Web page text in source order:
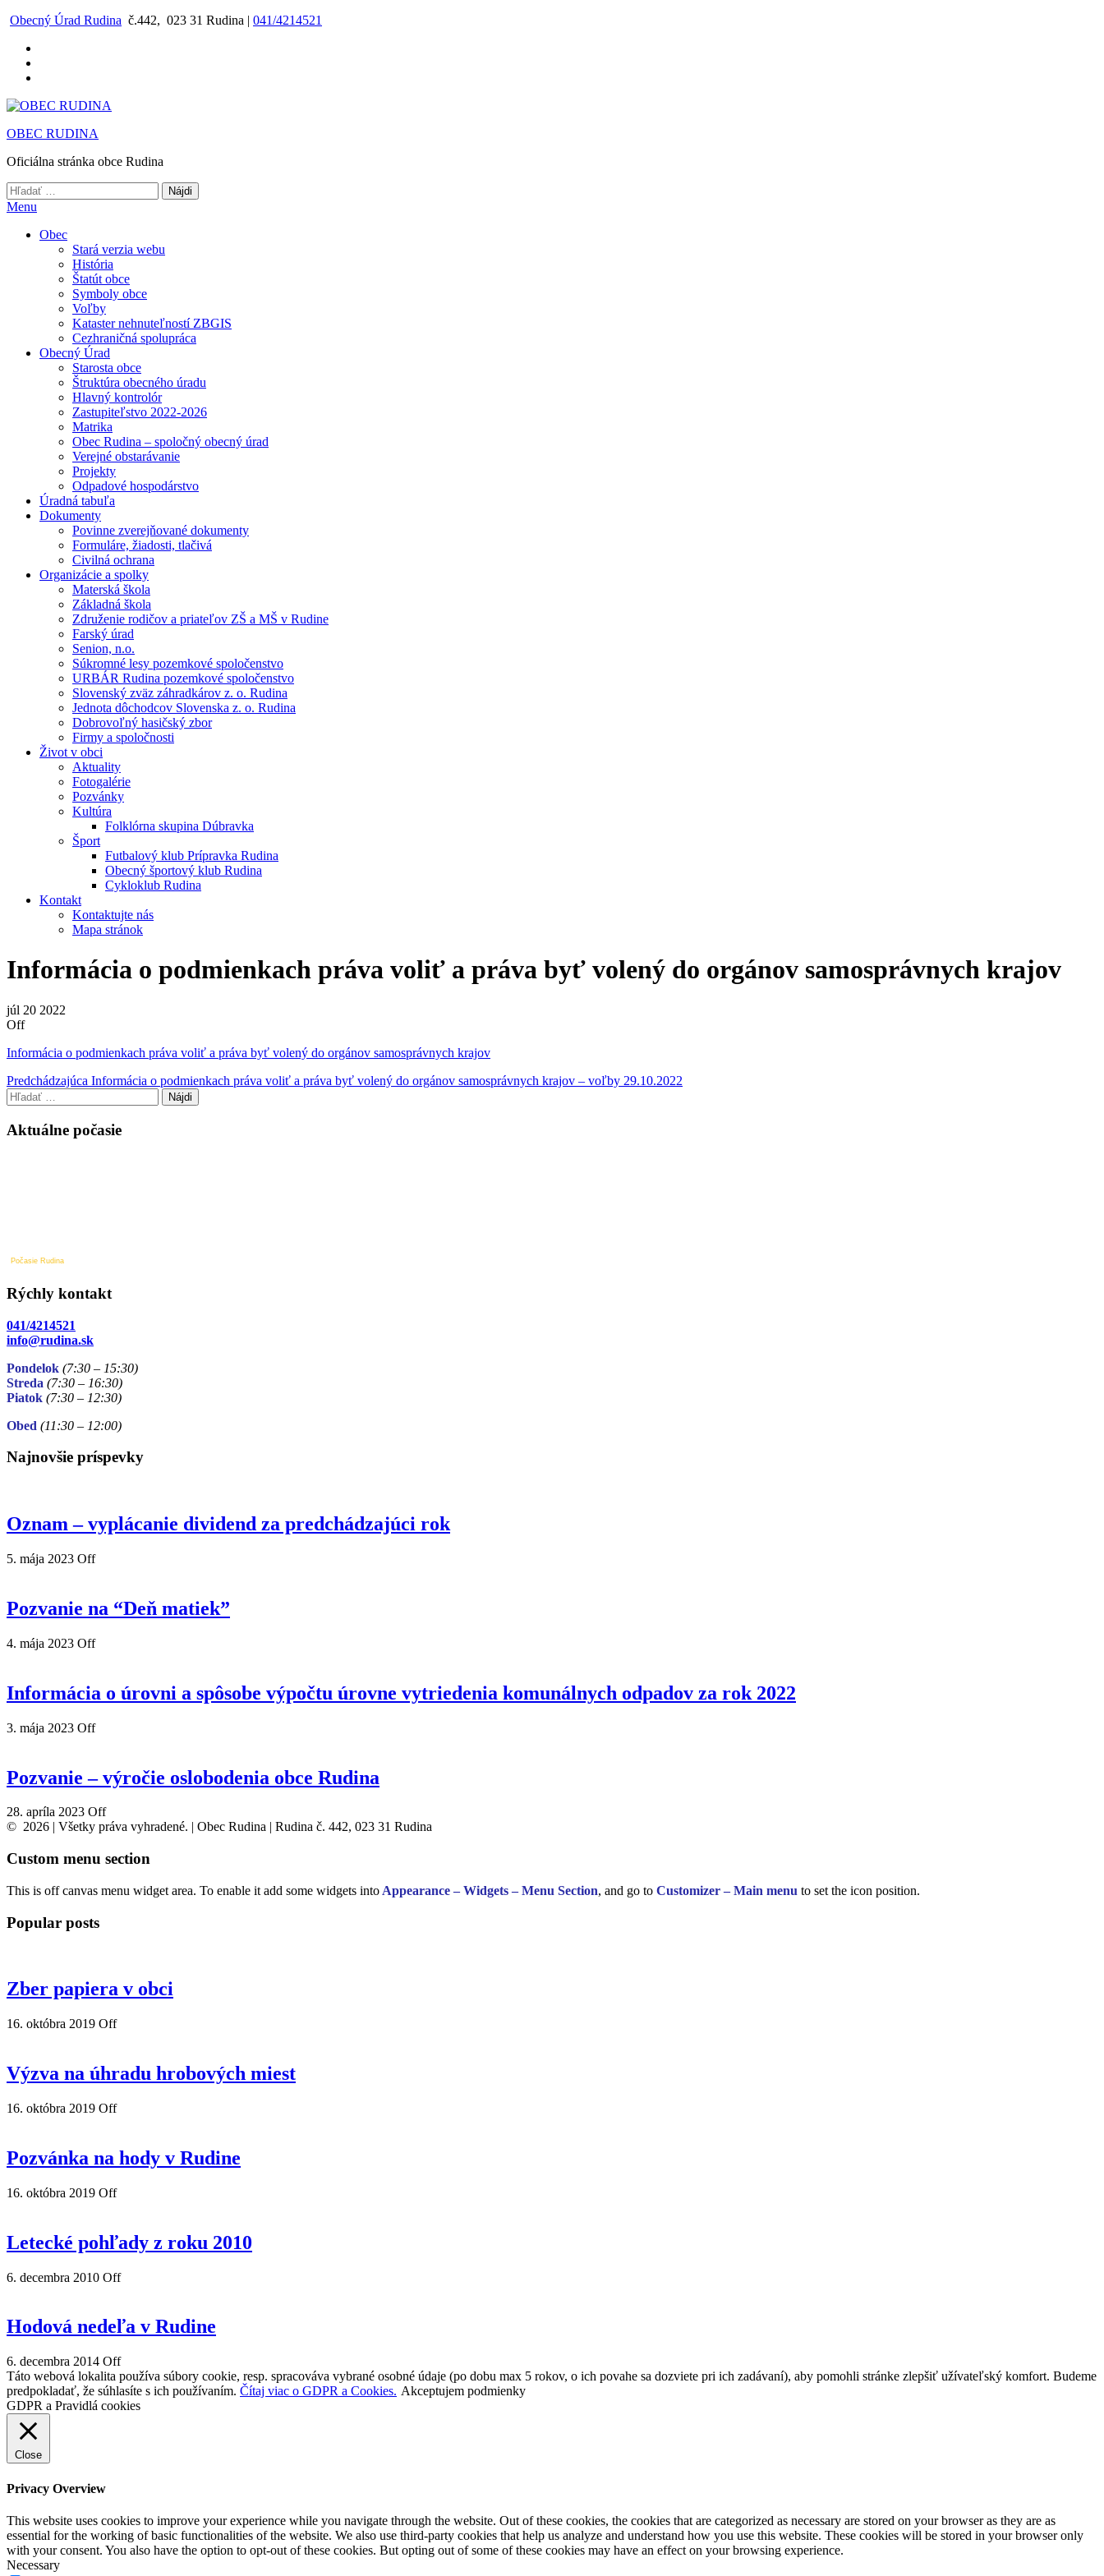
Preskočiť
obsah
Obecný Úrad Rudina č.442, 023 31 Rudina | 041/4214521
OBEC RUDINA
Oficiálna stránka obce Rudina
Hľadať:
Menu
Obec
Stará verzia webu
História
Štatút obce
Symboly obce
Voľby
Kataster nehnuteľností ZBGIS
Cezhraničná spolupráca
Obecný Úrad
Starosta obce
Štruktúra obecného úradu
Hlavný kontrolór
Zastupiteľstvo 2022-2026
Matrika
Obec Rudina – spoločný obecný úrad
Verejné obstarávanie
Projekty
Odpadové hospodárstvo
Úradná tabuľa
Dokumenty
Povinne zverejňované dokumenty
Formuláre, žiadosti, tlačivá
Civilná ochrana
Organizácie a spolky
Materská škola
Základná škola
Združenie rodičov a priateľov ZŠ a MŠ v Rudine
Farský úrad
Senion, n.o.
Súkromné lesy pozemkové spoločenstvo
URBÁR Rudina pozemkové spoločenstvo
Slovenský zväz záhradkárov z. o. Rudina
Jednota dôchodcov Slovenska z. o. Rudina
Dobrovoľný hasičský zbor
Firmy a spoločnosti
Život v obci
Aktuality
Fotogalérie
Pozvánky
Kultúra
Folklórna skupina Dúbravka
Šport
Futbalový klub Prípravka Rudina
Obecný športový klub Rudina
Cykloklub Rudina
Kontakt
Kontaktujte nás
Mapa stránok
Informácia o podmienkach práva voliť a práva byť volený do orgánov samosprávnych krajov
júl 20 2022
Off
Informácia o podmienkach práva voliť a práva byť volený do orgánov samosprávnych krajov
Navigácia
v
článku
Predchádzajúci
príspevok
Predchádzajúca Informácia o podmienkach práva voliť a práva byť volený do orgánov samosprávnych krajov – voľby 29.10.2022
Hľadať:
Aktuálne počasie
Počasie Rudina
Rýchly kontakt
041/4214521
info@rudina.sk
Pondelok (7:30 – 15:30)
Streda (7:30 – 16:30)
Piatok (7:30 – 12:30)
Obed (11:30 – 12:00)
Najnovšie príspevky
Oznam – vyplácanie dividend za predchádzajúci rok
5. mája 2023 Off
Pozvanie na “Deň matiek”
4. mája 2023 Off
Informácia o úrovni a spôsobe výpočtu úrovne vytriedenia komunálnych odpadov za rok 2022
3. mája 2023 Off
Pozvanie – výročie oslobodenia obce Rudina
28. apríla 2023 Off
© 2026 | Všetky práva vyhradené. | Obec Rudina | Rudina č. 442, 023 31 Rudina
Custom menu section
This is off canvas menu widget area. To enable it add some widgets into Appearance – Widgets – Menu Section, and go to Customizer – Main menu to set the icon position.
Popular posts
Zber papiera v obci
16. októbra 2019 Off
Výzva na úhradu hrobových miest
16. októbra 2019 Off
Pozvánka na hody v Rudine
16. októbra 2019 Off
Letecké pohľady z roku 2010
6. decembra 2010 Off
Hodová nedeľa v Rudine
6. decembra 2014 Off
Táto webová lokalita používa súbory cookie, resp. spracováva vybrané osobné údaje (po dobu max 5 rokov, o ich povahe sa dozviete pri ich zadávaní), aby pomohli stránke zlepšiť užívateľský komfort. Budeme
predpokladať, že súhlasíte s ich používaním. Čítaj viac o GDPR a Cookies. Akceptujem podmienky
GDPR a Pravidlá cookies
Close
Privacy Overview
This website uses cookies to improve your experience while you navigate through the website. Out of these cookies, the cookies that are categorized as necessary are stored on your browser as they are as
essential for the working of basic functionalities of the website. We also use third-party cookies that help us analyze and understand how you use this website. These cookies will be stored in your browser only
with your consent. You also have the option to opt-out of these cookies. But opting out of some of these cookies may have an effect on your browsing experience.
Necessary